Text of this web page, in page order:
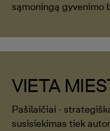
sąmoningą gyvenimo
VIETA
Pašilaičiai -
susisiekimas tiek